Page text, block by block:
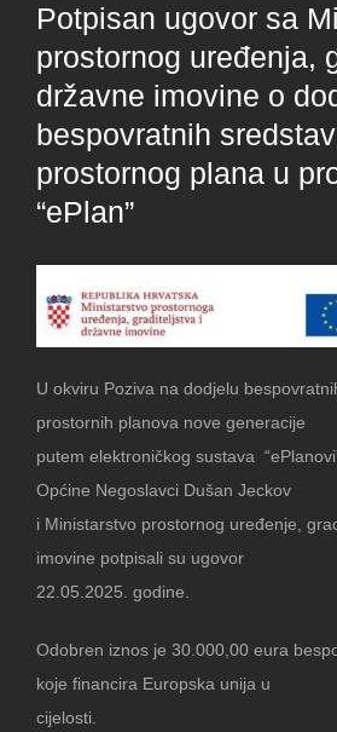
Potpisan ugovor sa
prostornog uređenja,
državne imovine o
bespovratnih
prostornog plana u
“ePlan”
U okviru Poziva na dodjelu
prostornih planova nove generacije
putem elektroničkog sustava
Općine Negoslavci Dušan Jeckov
i Ministarstvo prostornog uređenje,
imovine potpisali su ugovor
22.05.2025. godine.
Odobren iznos je 30.000,00 eura
koje financira Europska unija u
cijelosti.